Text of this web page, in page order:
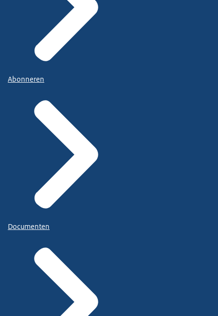
Abonneren
Documenten